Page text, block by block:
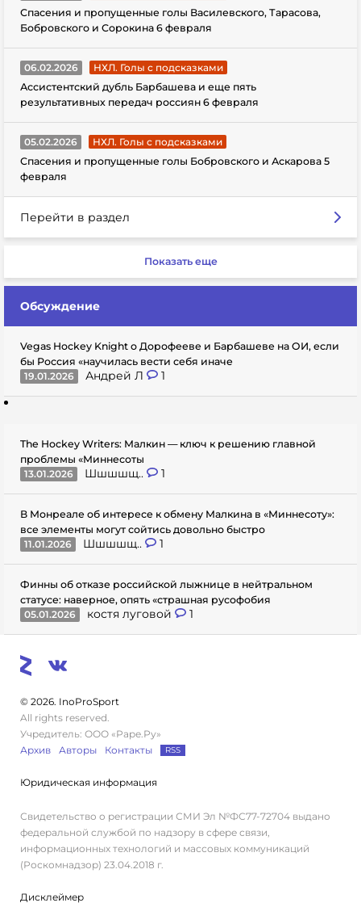
Спасения и пропущенные голы Василевского, Тарасова,
Бобровского и Сорокина 6 февраля
06.02.2026
НХЛ. Голы с подсказками
Ассистентский дубль Барбашева и еще пять
результативных передач россиян 6 февраля
05.02.2026
НХЛ. Голы с подсказками
Спасения и пропущенные голы Бобровского и Аскарова 5
февраля
Перейти в раздел
Показать еще
Обсуждение
Vegas Hockey Knight о Дорофееве и Барбашеве на ОИ, если
бы Россия «научилась вести себя иначе
19.01.2026
Андрей Л 1
The Hockey Writers: Малкин — ключ к решению главной
проблемы «Миннесоты
13.01.2026
Шшшшщ.. 1
В Монреале об интересе к обмену Малкина в «Миннесоту»:
все элементы могут сойтись довольно быстро
11.01.2026
Шшшшщ.. 1
Финны об отказе российской лыжнице в нейтральном
статусе: наверное, опять «страшная русофобия
05.01.2026
костя луговой 1
© 2026. InoProSport
All rights reserved.
Учредитель: ООО «Раре.Ру»
Архив
Авторы Контакты RSS
Юридическая информация
Свидетельство о регистрации СМИ Эл №ФС77-72704 выдано
федеральной службой по надзору в сфере связи,
информационных технологий и массовых коммуникаций
(Роскомнадзор) 23.04.2018 г.
Дисклеймер